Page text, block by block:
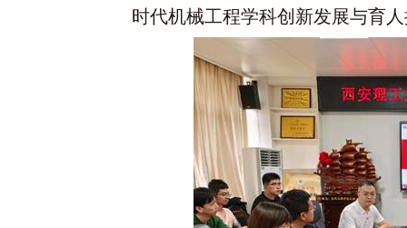
时代机械工程学科创新发展与育